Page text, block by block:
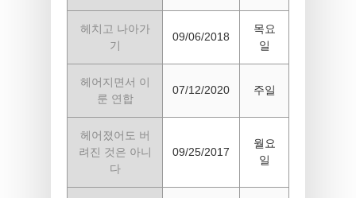
헤치고 나아가
기
09/06/2018
목요
일
헤어지면서 이
룬 연합
07/12/2020 주일
헤어졌어도 버
려진 것은 아니
다
09/25/2017
월요
일